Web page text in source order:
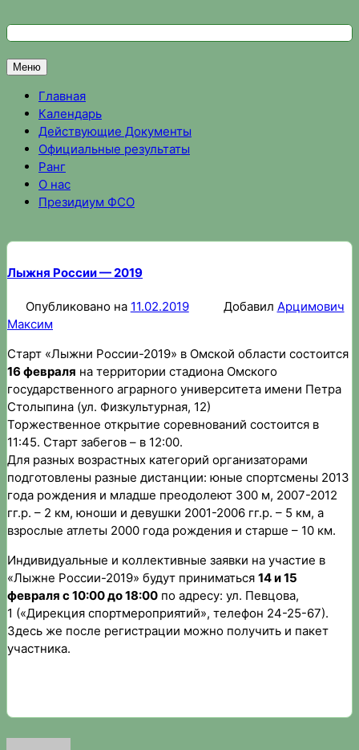
кФедерация спортивного ориентирования Омской области
Спортивное ориентирование в Омске, результаты
Меню
Главная
Календарь
Действующие Документы
Официальные результаты
Ранг
О нас
Президиум ФСО
Лыжня России — 2019
Опубликовано на 11.02.2019 Добавил Арцимович
Максим
Старт «Лыжни России-2019» в Омской области состоится
16 февраля на территории стадиона Омского
государственного аграрного университета имени Петра
Столыпина (ул. Физкультурная, 12)
Торжественное открытие соревнований состоится в
11:45. Старт забегов – в 12:00.
Для разных возрастных категорий организаторами
подготовлены разные дистанции: юные спортсмены 2013
года рождения и младше преодолеют 300 м, 2007-2012
гг.р. – 2 км, юноши и девушки 2001-2006 гг.р. – 5 км, а
взрослые атлеты 2000 года рождения и старше – 10 км.
Индивидуальные и коллективные заявки на участие в
«Лыжне России-2019» будут приниматься 14 и 15
февраля с 10:00 до 18:00 по адресу: ул. Певцова,
1 («Дирекция спортмероприятий», телефон 24-25-67).
Здесь же после регистрации можно получить и пакет
участника.